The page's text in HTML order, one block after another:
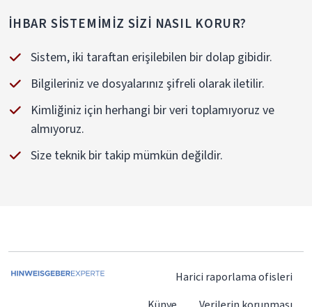
İHBAR SISTEMIMIZ SIZI NASIL KORUR?
Sistem, iki taraftan erişilebilen bir dolap gibidir.
Bilgileriniz ve dosyalarınız şifreli olarak iletilir.
Kimliğiniz için herhangi bir veri toplamıyoruz ve
almıyoruz.
Size teknik bir takip mümkün değildir.
Harici raporlama ofisleri